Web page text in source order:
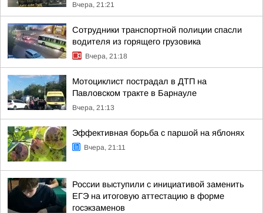
Вчера, 21:21
Сотрудники транспортной полиции спасли
водителя из горящего грузовика
Вчера, 21:18
Мотоциклист пострадал в ДТП на
Павловском тракте в Барнауле
Вчера, 21:13
Эффективная борьба с паршой на яблонях
Вчера, 21:11
России выступили с инициативой заменить
ЕГЭ на итоговую аттестацию в форме
госэкзаменов